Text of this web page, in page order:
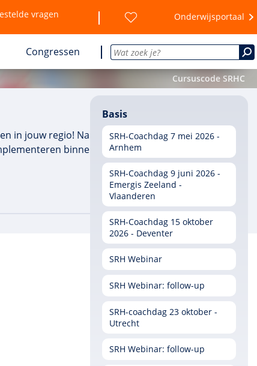
vragen Onderwijsportaal
Congressen
Cursuscode SRHC
in jouw regio! Na afloop ken je de meest
binnen jouw organisatie. Je
Basis
SRH-Coachdag 7 mei 2026 -
Arnhem
SRH-Coachdag 9 juni 2026 -
Emergis Zeeland -
Vlaanderen
SRH-Coachdag 15 oktober
2026 - Deventer
SRH Webinar
SRH Webinar: follow-up
SRH-coachdag 23 oktober -
Utrecht
SRH Webinar: follow-up